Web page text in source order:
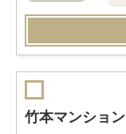
竹本マンション